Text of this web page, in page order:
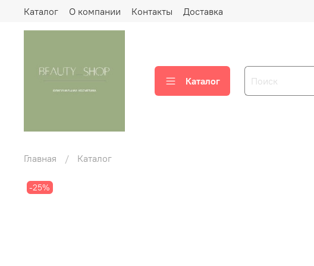
Каталог О компании Контакты Доставка
Каталог
Главная Каталог
-25%